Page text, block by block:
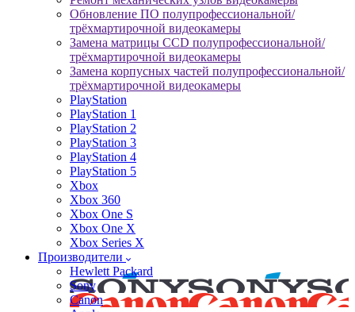
Обновление ПО полупрофессиональной/
трёхмартирочной видеокамеры
Замена матрицы CCD полупрофессиональной/
трёхмартирочной видеокамеры
Замена корпусных частей полупрофессиональной/
трёхмартирочной видеокамеры
PlayStation
PlayStation 1
PlayStation 2
PlayStation 3
PlayStation 4
PlayStation 5
Xbox
Xbox 360
Xbox One S
Xbox One X
Xbox Series X
Производители
Hewlett Packard
Sony
Canon